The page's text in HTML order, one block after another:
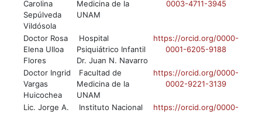
Carolina
Sepúlveda
Vildósola
Medicina de la
UNAM
0003-4711-3945
Doctor Rosa
Elena Ulloa
Flores
Hospital
Psiquiátrico Infantil
Dr. Juan N. Navarro
https://orcid.org/0000-
0001-6205-9188
Doctor Ingrid
Vargas
Huicochea
Facultad de
Medicina de la
UNAM
https://orcid.org/0000-
0002-9221-3139
Lic. Jorge A.
Instituto Nacional
https://orcid.org/0000-